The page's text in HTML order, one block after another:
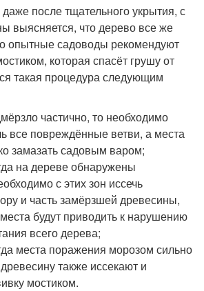
после тщательного укрытия, с
выясняется, что дерево все же
опытные садоводы рекомендуют
которая спасёт грушу от
такая процедура следующим
частично, то необходимо
все повреждённые ветви, а места
замазать садовым варом;
на дереве обнаружены
с этих зон иссечь
и часть замёрзшей древесины,
будут приводить к нарушению
всего дерева;
места поражения морозом сильно
также иссекают и
мостиком.